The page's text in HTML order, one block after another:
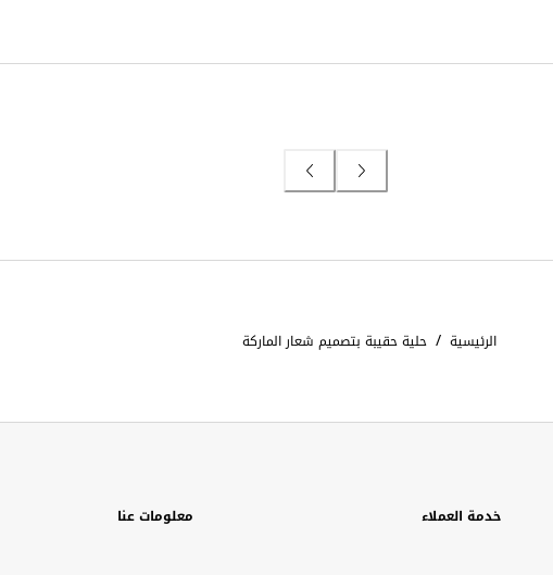
الرئيسية / حلية حقيبة بتصميم شعار الماركة
خدمة العملاء معلومات عنا